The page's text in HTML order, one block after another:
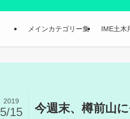
メインカテゴリー集 IME土木
今週末、樽前山
2019
5/15